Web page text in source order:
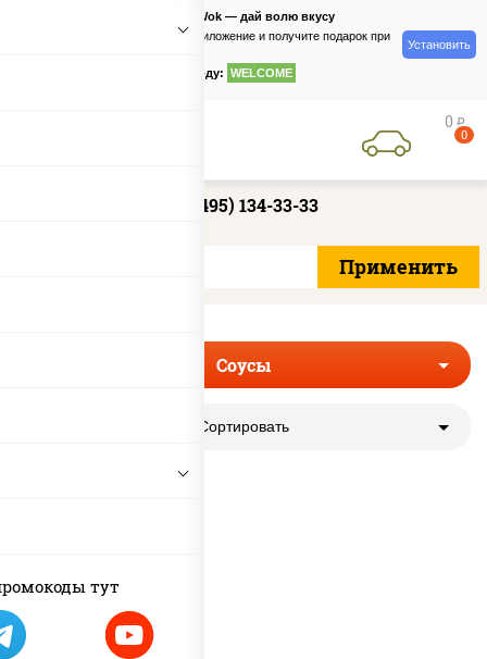
тут
PizzaSushiWok — дай волю вкусу
Скачайте приложение и получите подарок при
по промокоду: WELCOME
Установить
0 руб
0
+7 (495) 134-33-33
Соусы
Сортировать
соус "цезарь" (масло растительное
загустители сахар яйца чеснок
специи перец черный консерванты)